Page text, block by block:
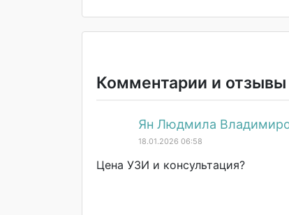
Комментарии и
Ян Людмила
18.01.2026 06:58
Цена УЗИ и консультация?